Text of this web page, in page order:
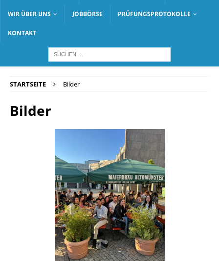
WIR ÜBER UNS JOBBÖRSE PRÜFUNGSPROTOKOLLE
KONTAKT
STARTSEITE Bilder
Bilder